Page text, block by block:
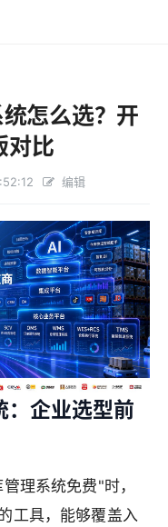
怎么选？开
对比
编辑
：企业选型前
理系统免费"时，
工具，能够覆盖入